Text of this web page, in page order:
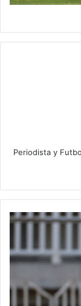
Periodista y
Jorge
sus
decisiones
inexplicables: